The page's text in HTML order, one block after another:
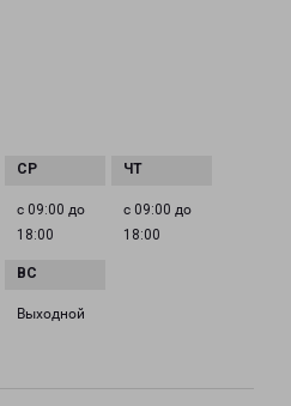
с 09:00 до
18:00
с 09:00 до
18:00
Выходной